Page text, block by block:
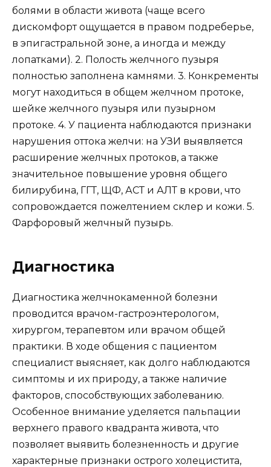
болями в области живота (чаще всего
дискомфорт ощущается в правом подреберье,
в эпигастральной зоне, а иногда и между
лопатками). 2. Полость желчного пузыря
полностью заполнена камнями. 3. Конкременты
могут находиться в общем желчном протоке,
шейке желчного пузыря или пузырном
протоке. 4. У пациента наблюдаются признаки
нарушения оттока желчи: на УЗИ выявляется
расширение желчных протоков, а также
значительное повышение уровня общего
билирубина, ГГТ, ЩФ, АСТ и АЛТ в крови, что
сопровождается пожелтением склер и кожи. 5.
Фарфоровый желчный пузырь.
Диагностика
Диагностика желчнокаменной болезни
проводится врачом-гастроэнтерологом,
хирургом, терапевтом или врачом общей
практики. В ходе общения с пациентом
специалист выясняет, как долго наблюдаются
симптомы и их природу, а также наличие
факторов, способствующих заболеванию.
Особенное внимание уделяется пальпации
верхнего правого квадранта живота, что
позволяет выявить болезненность и другие
характерные признаки острого холецистита,